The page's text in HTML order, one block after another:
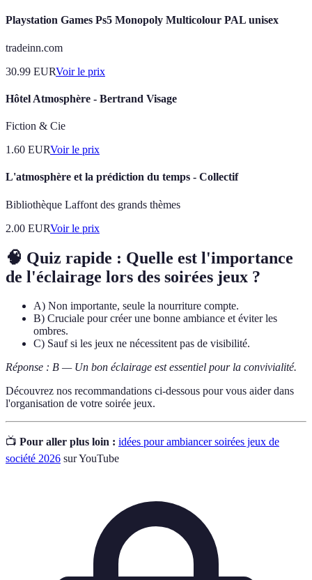
Playstation Games Ps5 Monopoly Multicolour PAL unisex
tradeinn.com
30.99 EURVoir le prix
Hôtel Atmosphère - Bertrand Visage
Fiction & Cie
1.60 EURVoir le prix
L'atmosphère et la prédiction du temps - Collectif
Bibliothèque Laffont des grands thèmes
2.00 EURVoir le prix
🧠 Quiz rapide : Quelle est l'importance
de l'éclairage lors des soirées jeux ?
A) Non importante, seule la nourriture compte.
B) Cruciale pour créer une bonne ambiance et éviter les
ombres.
C) Sauf si les jeux ne nécessitent pas de visibilité.
Réponse : B — Un bon éclairage est essentiel pour la convivialité.
Découvrez nos recommandations ci-dessous pour vous aider dans
l'organisation de votre soirée jeux.
📺 Pour aller plus loin : idées pour ambiancer soirées jeux de
société 2026 sur YouTube